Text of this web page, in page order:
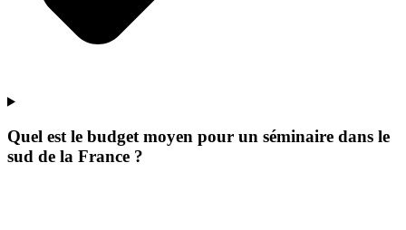
Quel est le budget moyen pour un séminaire dans le
sud de la France ?